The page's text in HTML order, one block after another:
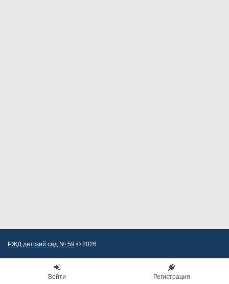
РЖД детский сад № 59 © 2026
Войти Регистрация